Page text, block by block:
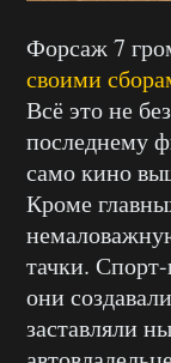
Форсаж 7
своими
Всё это не
последнему
само кино
Кроме
тачки.
они
заставляли